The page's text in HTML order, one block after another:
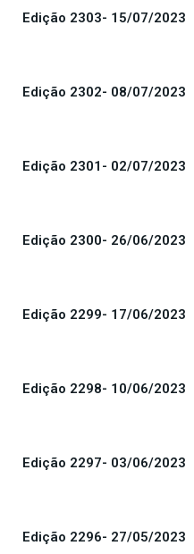
Edição 2303- 15/07/2023
Edição 2302- 08/07/2023
Edição 2301- 02/07/2023
Edição 2300- 26/06/2023
Edição 2299- 17/06/2023
Edição 2298- 10/06/2023
Edição 2297- 03/06/2023
Edição 2296- 27/05/2023